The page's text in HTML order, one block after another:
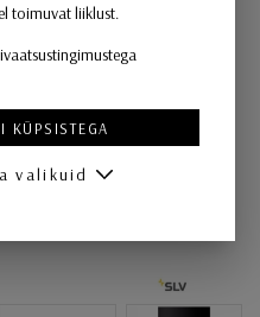
toimuvat liiklust.
KÜPSISTEGA
valikuid